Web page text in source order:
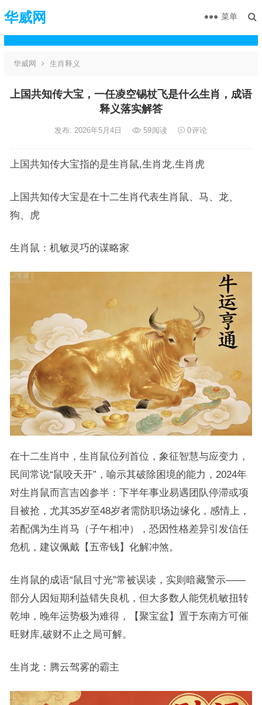
华威网 菜单
华威网 生肖释义
上国共知传大宝，一任凌空锡杖飞是什么生肖，成语
释义落实解答
发布: 2026年5月4日 59阅读 0评论
上国共知传大宝指的是生肖鼠,生肖龙,生肖虎
上国共知传大宝是在十二生肖代表生肖鼠、马、龙、
狗、虎
生肖鼠：机敏灵巧的谋略家
在十二生肖中，生肖鼠位列首位，象征智慧与应变力，
民间常说“鼠咬天开”，喻示其破除困境的能力，2024年
对生肖鼠而言吉凶参半：下半年事业易遇团队停滞或项
目被抢，尤其35岁至48岁者需防职场边缘化，感情上，
若配偶为生肖马（子午相冲），恐因性格差异引发信任
危机，建议佩戴【五帝钱】化解冲煞。
生肖鼠的成语“鼠目寸光”常被误读，实则暗藏警示——
部分人因短期利益错失良机，但大多数人能凭机敏扭转
乾坤，晚年运势极为难得，【聚宝盆】置于东南方可催
旺财库,破财不止之局可解。
生肖龙：腾云驾雾的霸主